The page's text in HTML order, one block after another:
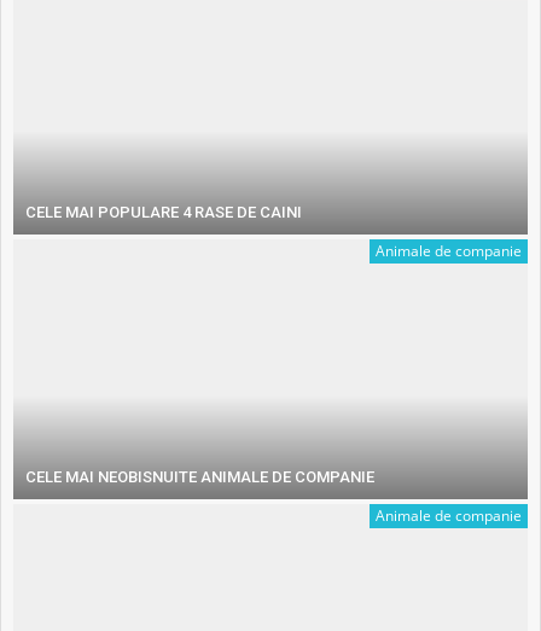
CELE MAI POPULARE 4 RASE DE CAINI
Animale de companie
CELE MAI NEOBISNUITE ANIMALE DE COMPANIE
Animale de companie